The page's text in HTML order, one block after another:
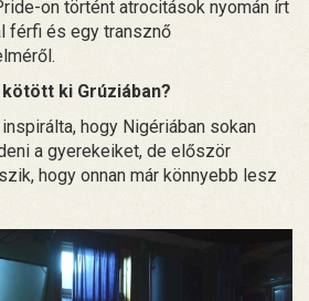
on történt atrocitások nyomán írt
férfi és egy transznő
ki Grúziában?
hogy Nigériában sokan
a gyerekeiket, de először
hogy onnan már könnyebb lesz